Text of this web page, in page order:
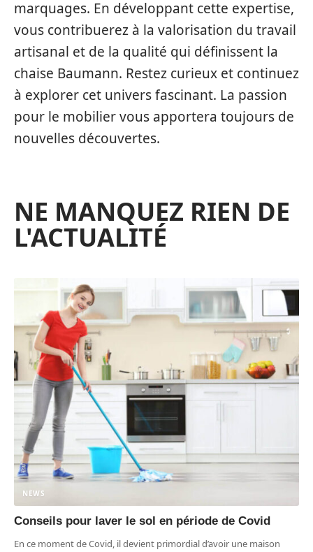
marquages. En développant cette expertise,
vous contribuerez à la valorisation du travail
artisanal et de la qualité qui définissent la
chaise Baumann. Restez curieux et continuez
à explorer cet univers fascinant. La passion
pour le mobilier vous apportera toujours de
nouvelles découvertes.
NE MANQUEZ RIEN DE
L'ACTUALITÉ
NEWS
Conseils pour laver le sol en période de Covid
En ce moment de Covid, il devient primordial d’avoir une maison